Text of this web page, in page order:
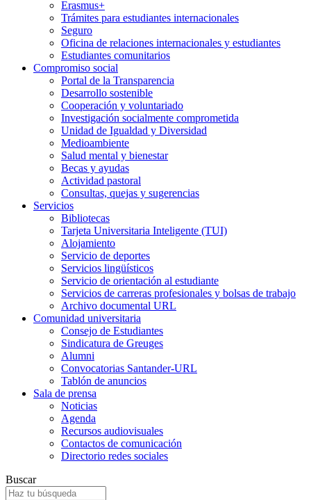
Erasmus+
Trámites para estudiantes internacionales
Seguro
Oficina de relaciones internacionales y estudiantes
Estudiantes comunitarios
Compromiso social
Portal de la Transparencia
Desarrollo sostenible
Cooperación y voluntariado
Investigación socialmente comprometida
Unidad de Igualdad y Diversidad
Medioambiente
Salud mental y bienestar
Becas y ayudas
Actividad pastoral
Consultas, quejas y sugerencias
Servicios
Bibliotecas
Tarjeta Universitaria Inteligente (TUI)
Alojamiento
Servicio de deportes
Servicios lingüísticos
Servicio de orientación al estudiante
Servicios de carreras profesionales y bolsas de trabajo
Archivo documental URL
Comunidad universitaria
Consejo de Estudiantes
Sindicatura de Greuges
Alumni
Convocatorias Santander-URL
Tablón de anuncios
Sala de prensa
Noticias
Agenda
Recursos audiovisuales
Contactos de comunicación
Directorio redes sociales
Buscar